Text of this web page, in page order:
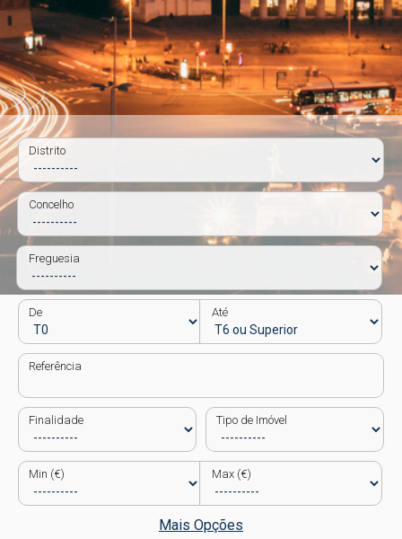
Distrito
Concelho
Freguesia
De Até
Referência
Finalidade Tipo de Imóvel
Min (€) Max (€)
Mais Opções